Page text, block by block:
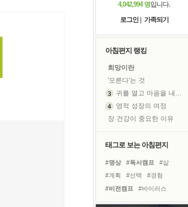
4,042,994 명입니다.
로그인
가족되기
아침편지 랭킹
희망이란
'모른다'는 것
귀를 열고 마음을 내어주고
영적 성장의 여정
장 건강이 중요한 이유
흙이 된 몸으로 출근하는 여자
태그로 보는 아침편지
#명상 #독서캠프
#삶
#계획
#선택
#경험
#비전캠프
#바이러스